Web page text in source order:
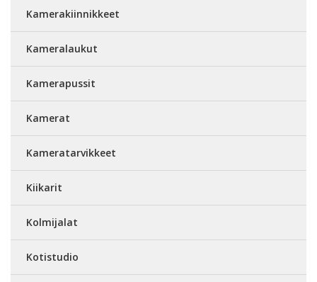
Kamerakiinnikkeet
Kameralaukut
Kamerapussit
Kamerat
Kameratarvikkeet
Kiikarit
Kolmijalat
Kotistudio